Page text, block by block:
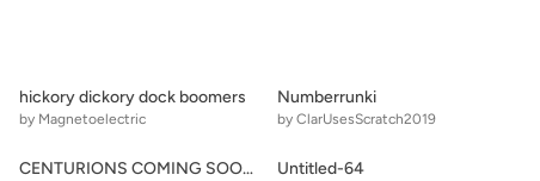
hickory dickory dock boomers
by Magnetoelectric
Numberrunki
by ClarUsesScratch2019
CENTURIONS COMING SOON IN FC MOBILE Untitled-64